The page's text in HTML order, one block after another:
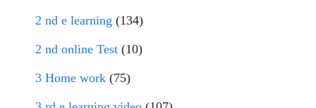
2 nd e learning (134)
2 nd online Test (10)
3 Home work (75)